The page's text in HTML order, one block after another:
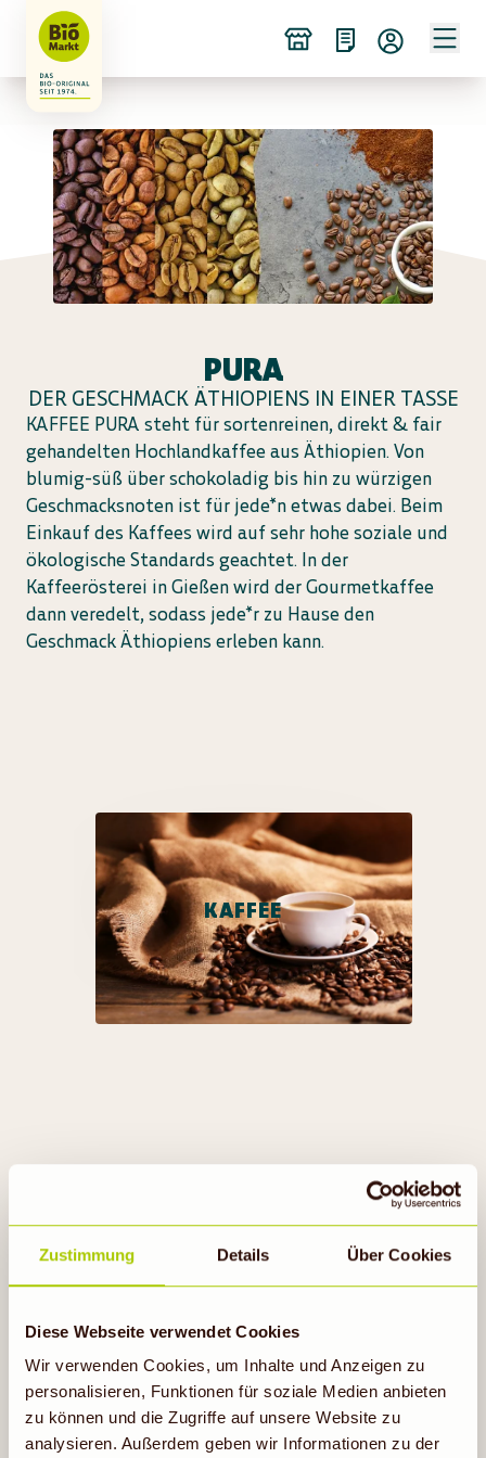
Zustimmung Details Über Cookies
Diese Webseite verwendet Cookies
Wir verwenden Cookies, um Inhalte und Anzeigen zu
personalisieren, Funktionen für soziale Medien anbieten
zu können und die Zugriffe auf unsere Website zu
analysieren. Außerdem geben wir Informationen zu der
PURA
DER GESCHMACK ÄTHIOPIENS IN EINER TASSE
KAFFEE PURA steht für sortenreinen, direkt & fair
gehandelten Hochlandkaffee aus Äthiopien. Von
blumig-süß über schokoladig bis hin zu würzigen
Geschmacksnoten ist für jede*n etwas dabei. Beim
Einkauf des Kaffees wird auf sehr hohe soziale und
ökologische Standards geachtet. In der
Kaffeerösterei in Gießen wird der Gourmetkaffee
dann veredelt, sodass jede*r zu Hause den
Geschmack Äthiopiens erleben kann.
KAFFEE